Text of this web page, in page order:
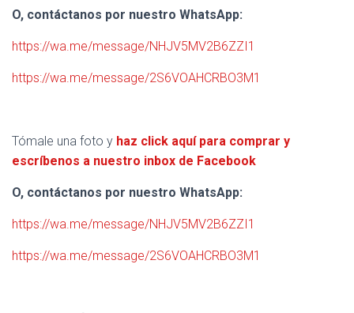
O, contáctanos por nuestro WhatsApp:
https://wa.me/message/NHJV5MV2B6ZZI1
https://wa.me/message/2S6VOAHCRBO3M1
Tómale una foto y haz click aquí para comprar y
escríbenos a nuestro inbox de Facebook
O, contáctanos por nuestro WhatsApp:
https://wa.me/message/NHJV5MV2B6ZZI1
https://wa.me/message/2S6VOAHCRBO3M1